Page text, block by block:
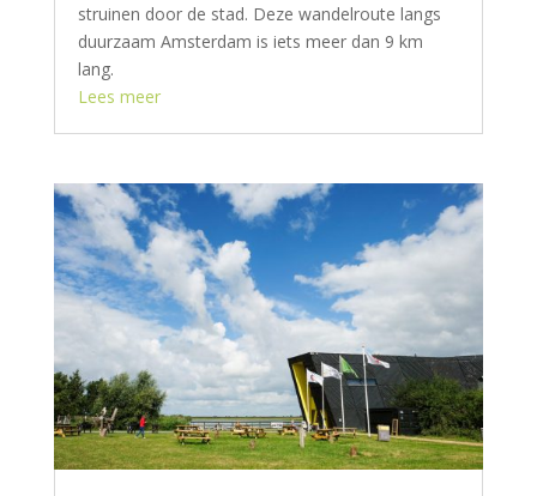
struinen door de stad. Deze wandelroute langs
duurzaam Amsterdam is iets meer dan 9 km
lang.
Lees meer